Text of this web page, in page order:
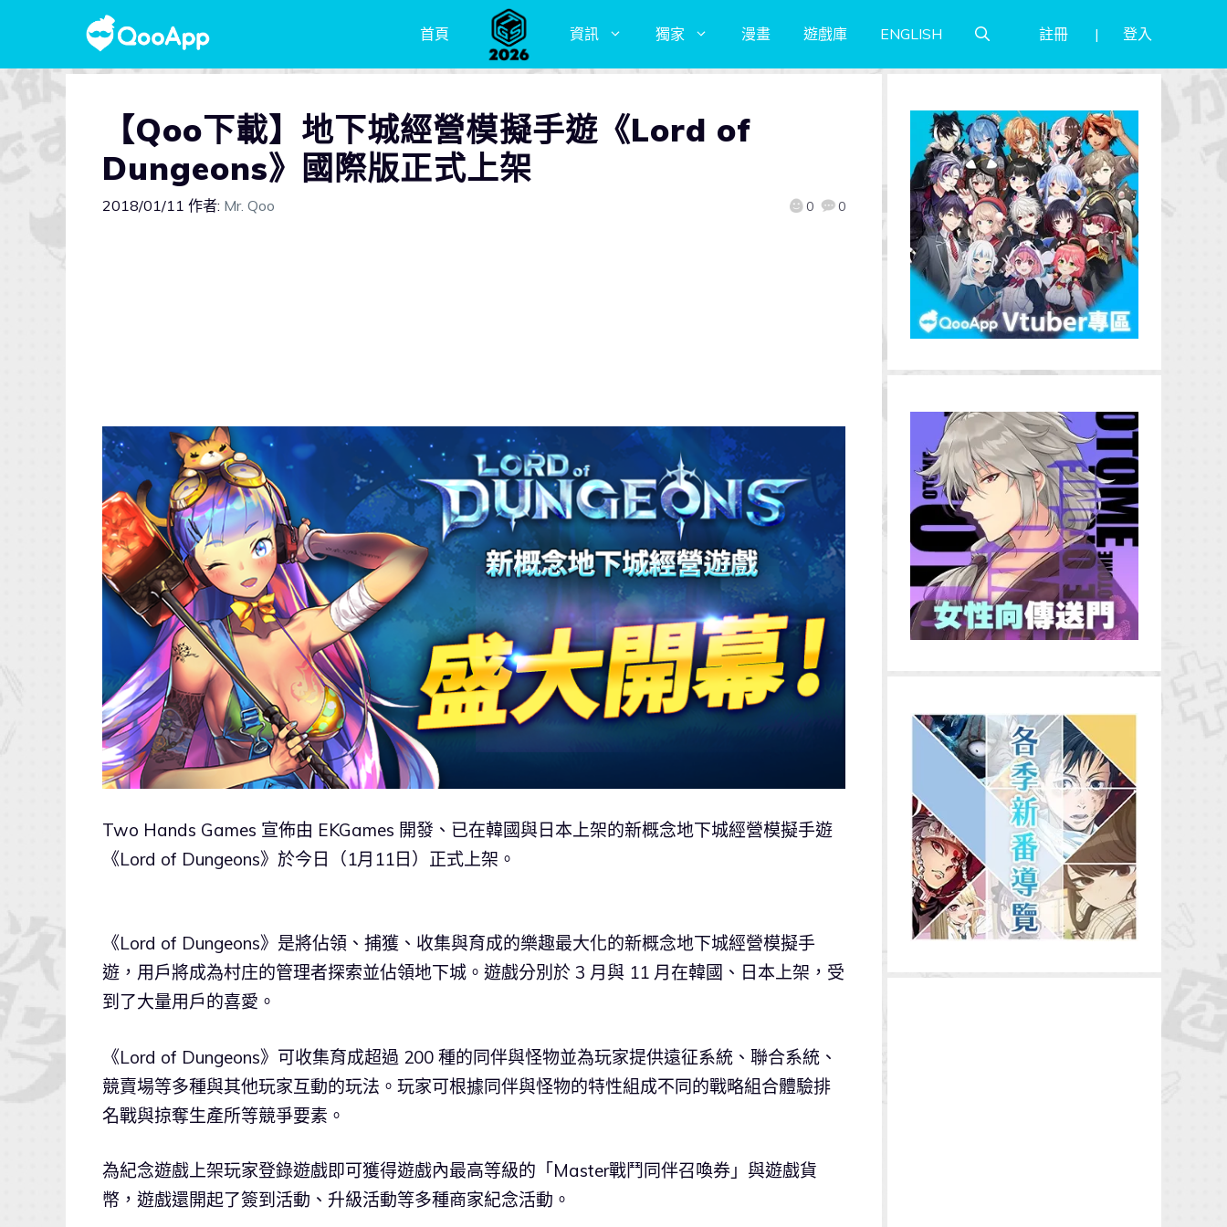
首頁 資訊 獨家 漫畫 遊戲庫 ENGLISH 註冊 登入
【Qoo下載】地下城經營模擬手遊《Lord of
Dungeons》國際版正式上架
2018/01/11 作者: Mr. Qoo 0 0
Two Hands Games 宣佈由 EKGames 開發、已在韓國與日本上架的新概念地下城經營模擬手遊
《Lord of Dungeons》於今日（1月11日）正式上架。
《Lord of Dungeons》是將佔領、捕獲、收集與育成的樂趣最大化的新概念地下城經營模擬手
遊，用戶將成為村庄的管理者探索並佔領地下城。遊戲分別於 3 月與 11 月在韓國、日本上架，受
到了大量用戶的喜愛。
《Lord of Dungeons》可收集育成超過 200 種的同伴與怪物並為玩家提供遠征系統、聯合系統、
競賣場等多種與其他玩家互動的玩法。玩家可根據同伴與怪物的特性組成不同的戰略組合體驗排
名戰與掠奪生產所等競爭要素。
為紀念遊戲上架玩家登錄遊戲即可獲得遊戲內最高等級的「Master戰鬥同伴召喚券」與遊戲貨
幣，遊戲還開起了簽到活動、升級活動等多種商家紀念活動。